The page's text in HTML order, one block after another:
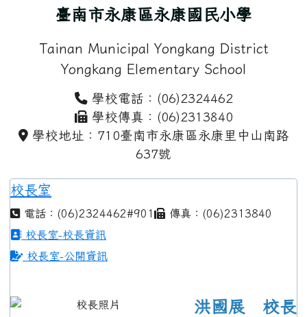
臺南市永康區永康國民小學
Tainan Municipal Yongkang District
Yongkang Elementary School
學校電話：(06)2324462
學校傳真：(06)2313840
學校地址：710臺南市永康區永康里中山南路
637號
校長室
電話：(06)2324462#901
傳真：(06)2313840
校長室-校長資訊
校長室-公開資訊
洪國展 校長